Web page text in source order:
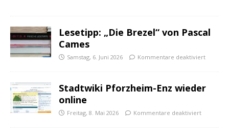
Lesetipp: „Die Brezel“ von Pascal
Cames
Samstag, 6. Juni 2026 Kommentare deaktiviert
Stadtwiki Pforzheim-Enz wieder
online
Freitag, 8. Mai 2026 Kommentare deaktiviert